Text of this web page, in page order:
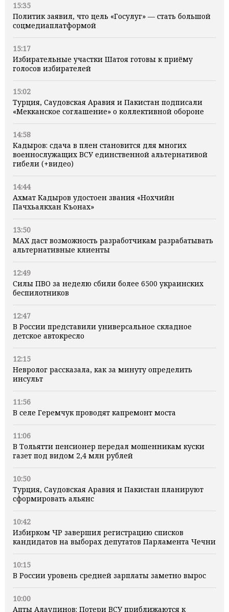
15:35
Политик заявил, что цель «Госулуг» — стать большой
соцмедиаплатформой
15:17
Избирательные участки Шатоя готовы к приёму
голосов избирателей
15:02
Турция, Саудовская Аравия и Пакистан подписали
«Мекканское соглашение» о коллективной обороне
14:58
Кадыров: сдача в плен становится для многих
военнослужащих ВСУ единственной альтернативой
гибели (+видео)
14:44
Ахмат Кадыров удостоен звания «Нохчийн
Пачхьалкхан Къонах»
13:50
MAX даст возможность разработчикам разрабатывать
альтернативные клиенты
12:49
Силы ПВО за неделю сбили более 6500 украинских
беспилотников
12:47
В России представили универсальное складное
детское автокресло
12:15
Невролог рассказала, как за минуту определить
инсульт
11:56
В селе Геремчук проводят капремонт моста
11:06
В Тольятти пенсионер передал мошенникам куски
газет под видом 2,4 млн рублей
10:50
Турция, Саудовская Аравия и Пакистан планируют
сформировать альянс
10:42
Избирком ЧР завершил регистрацию списков
кандидатов на выборах депутатов Парламента Чечни
10:15
В России уровень средней зарплаты заметно вырос
10:00
Апты Алаудинов: Потери ВСУ приближаются к